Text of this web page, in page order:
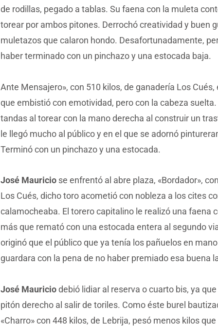
de rodillas, pegado a tablas. Su faena con la muleta
torear por ambos pitones. Derrochó creatividad y buen
muletazos que calaron hondo. Desafortunadamente,
haber terminado con un pinchazo y una estocada baja.
Ante Mensajero», con 510 kilos, de ganadería Los
que embistió con emotividad, pero con la cabeza suelta.
tandas al torear con la mano derecha al construir un
le llegó mucho al público y en el que se adornó
Terminó con un pinchazo y una estocada.
José Mauriciose enfrentó al abre plaza, «Bordador»,
Los Cués, dicho toro acometió con nobleza a los cites
calamocheaba. El torero capitalino le realizó una faena
más que remató con una estocada entera al segundo
originó que el público que ya tenía los pañuelos en
guardara con la pena de no haber premiado esa buena
José Mauriciodebió lidiar al reserva o cuarto bis, ya
pitón derecho al salir de toriles. Como éste burel
«Charro» con 448 kilos, de Lebrija, pesó menos kilos